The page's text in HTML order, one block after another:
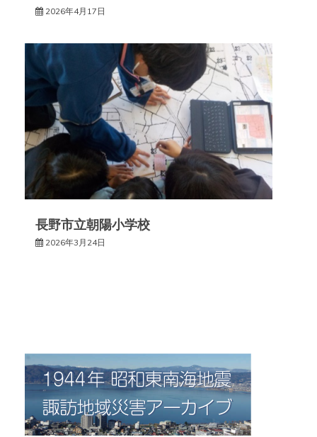
2026年4月17日
長野市立朝陽小学校
2026年3月24日